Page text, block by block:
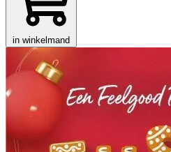
in winkelmand